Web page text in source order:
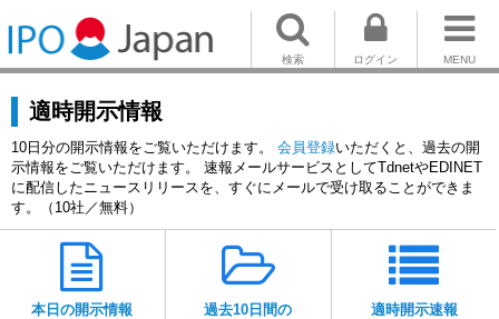
MENU
ログイン
検索
適時開示情報
10日分の開示情報をご覧いただけます。 会員登録いただくと、過去の開
示情報をご覧いただけます。 速報メールサービスとしてTdnetやEDINET
に配信したニュースリリースを、すぐにメールで受け取ることができま
す。（10社／無料）
本日の開示情報
過去10日間の
適時開示速報